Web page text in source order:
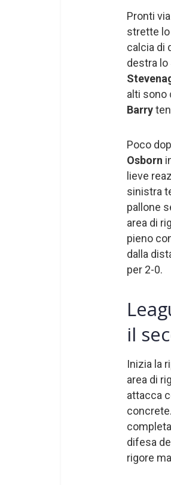
Pronti
strette lo
calcia di
destra lo
alti sono
Barry
Poco
Osborn
lieve
sinistra
pallone
area di
pieno
dalla
per 2-0.
il
Inizia la
area di
attacca
difesa
rigore